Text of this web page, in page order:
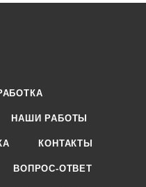
НАШИ РАБОТЫ
КОНТАКТЫ
ВОПРОС-ОТВЕТ